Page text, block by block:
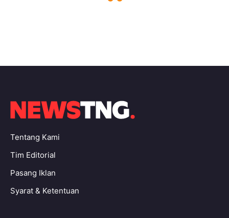
Tentang Kami
Tim Editorial
Pasang Iklan
Syarat & Ketentuan